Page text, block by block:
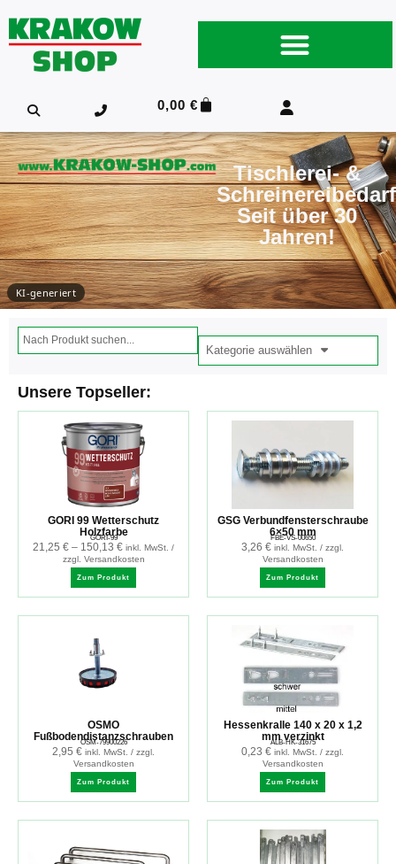
0,00€
Tischlerei- &
Schreinereibedarf
Seit über 30
Jahren!
KI-generiert
Kategorie auswählen
Unsere Topseller:
GORI 99 Wetterschutz
Holzfarbe
GORI-99
21,25 € – 150,13 € inkl. MwSt. /
zzgl. Versandkosten
Zum Produkt
GSG Verbundfensterschraube
6×50 mm
FBE-VS-00650
3,26 € inkl. MwSt. / zzgl.
Versandkosten
Zum Produkt
OSMO
Fußbodendistanzschrauben
OSM-79900226
2,95 € inkl. MwSt. / zzgl.
Versandkosten
Zum Produkt
Hessenkralle 140 x 20 x 1,2
mm verzinkt
ALB-HK-31675
0,23 € inkl. MwSt. / zzgl.
Versandkosten
Zum Produkt